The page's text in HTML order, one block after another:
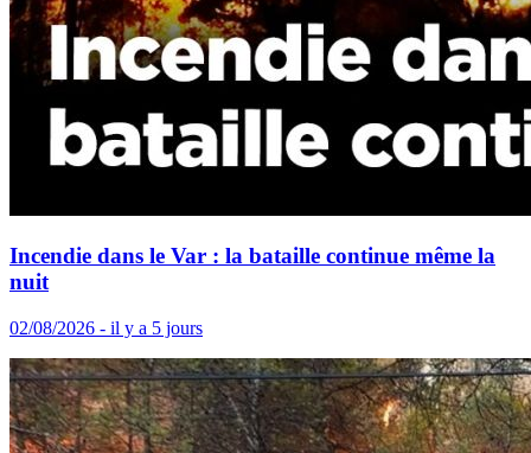
Incendie dans le Var : la bataille continue même la
nuit
02/08/2026 - il y a 5 jours